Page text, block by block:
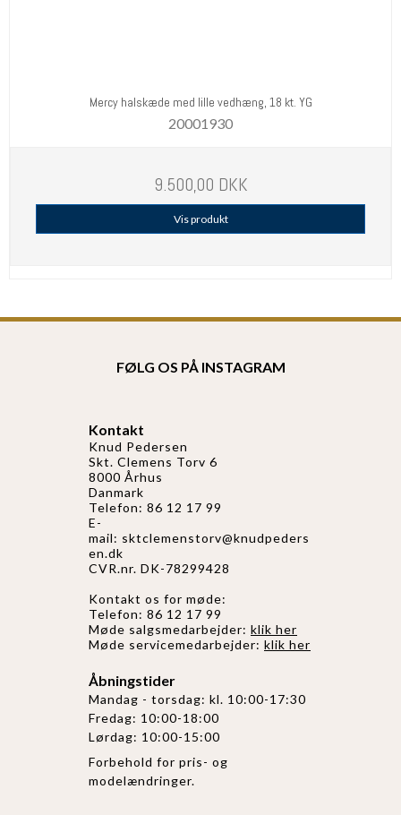
Mercy halskæde med lille vedhæng, 18 kt. YG
20001930
9.500,00 DKK
Vis produkt
FØLG OS PÅ INSTAGRAM
Kontakt
Knud Pedersen
Skt. Clemens Torv 6
8000 Århus
Danmark
Telefon: 86 12 17 99
E-
mail: sktclemenstorv@knudpeders
en.dk
CVR.nr. DK-78299428
Kontakt os for møde:
Telefon: 86 12 17 99
Møde salgsmedarbejder: klik her
Møde servicemedarbejder: klik her
Åbningstider
Mandag - torsdag: kl. 10:00-17:30
Fredag: 10:00-18:00
Lørdag: 10:00-15:00
Forbehold for pris- og
modelændringer.